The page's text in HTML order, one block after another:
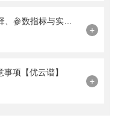
微波萃取仪采购避坑指南：品牌选择、参数指标与实验需求匹配逻辑
+
项【优云谱】
+